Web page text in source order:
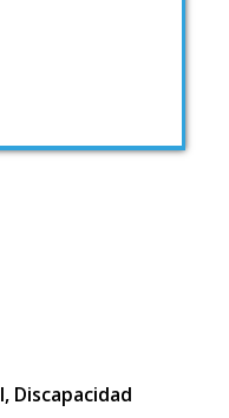
Discapacidad